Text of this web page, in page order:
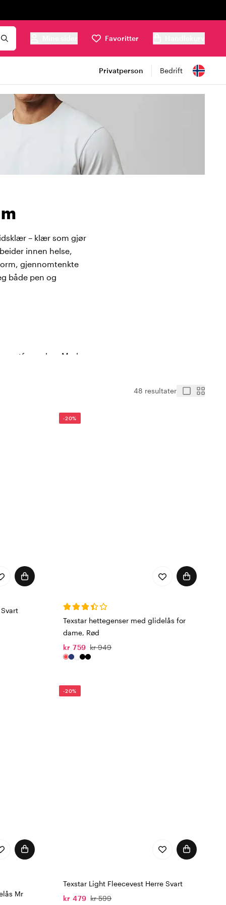
Favoritter
Privatperson Bedrift
– klær som gjør
innen helse,
gjennomtenkte
både pen og
utfører den. Med en
og beskyttelse
48 resultater
-20%
Texstar hettegenser med glidelås for
dame, Rød
kr 759 kr 949
Mr
-20%
Texstar Light Fleecevest Herre Svart
kr 479 kr 599